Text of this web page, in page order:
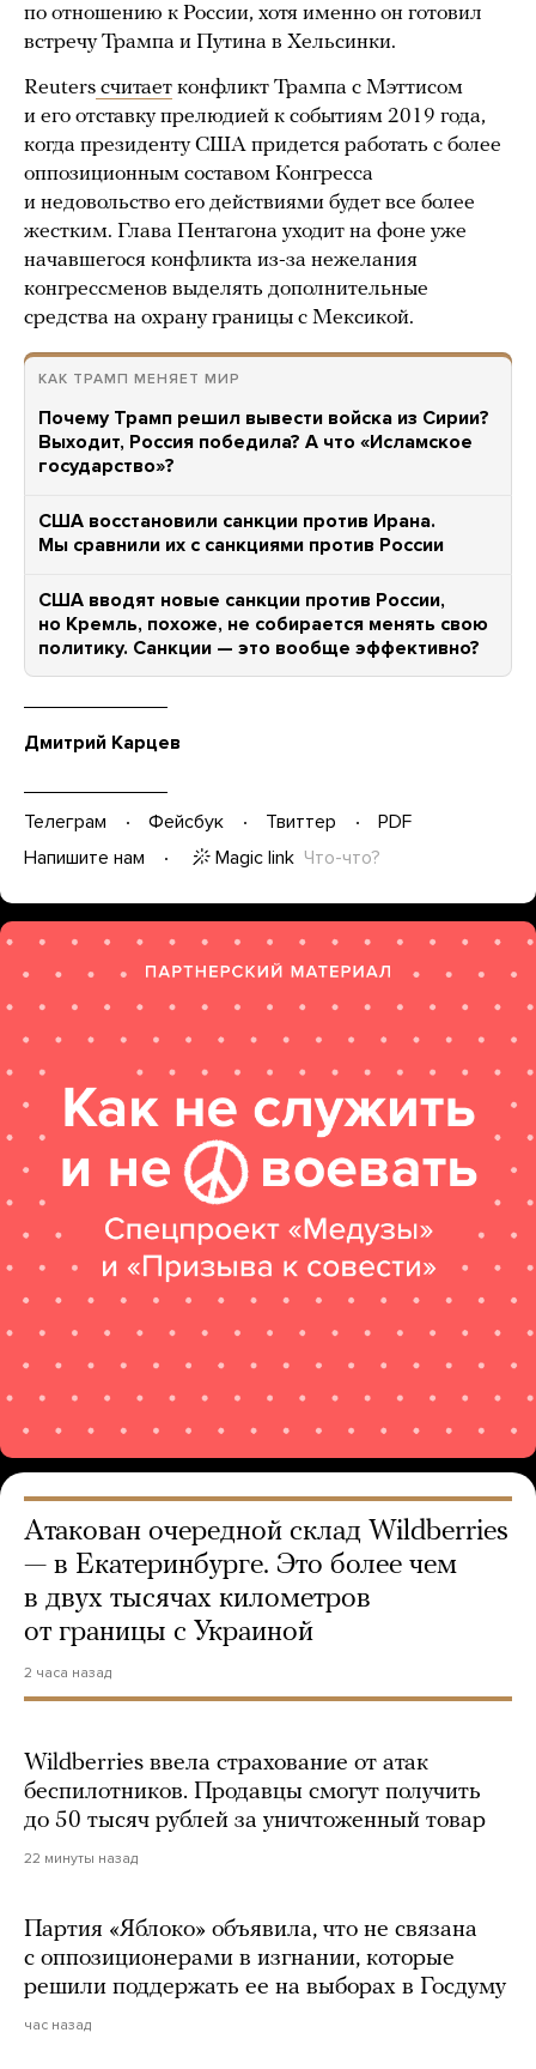
по отношению к России, хотя именно он готовил
встречу Трампа и Путина в Хельсинки.
Reuters считает конфликт Трампа с Мэттисом
и его отставку прелюдией к событиям 2019 года,
когда президенту США придется работать с более
оппозиционным составом Конгресса
и недовольство его действиями будет все более
жестким. Глава Пентагона уходит на фоне уже
начавшегося конфликта из-за нежелания
конгрессменов выделять дополнительные
средства на охрану границы с Мексикой.
КАК ТРАМП МЕНЯЕТ МИР
Почему Трамп решил вывести войска из Сирии?
Выходит, Россия победила? А что «Исламское
государство»?
США восстановили санкции против Ирана.
Мы сравнили их с санкциями против России
США вводят новые санкции против России,
но Кремль, похоже, не собирается менять свою
политику. Санкции — это вообще эффективно?
Дмитрий Карцев
Телеграм Фейсбук Твиттер
PDF
Напишите нам
Magic link Что-что?
Атакован очередной склад Wildberries
— в Екатеринбурге. Это более чем
в двух тысячах километров
от границы с Украиной
2 часа назад
Wildberries ввела страхование от атак
беспилотников. Продавцы смогут получить
до 50 тысяч рублей за уничтоженный товар
22 минуты назад
Партия «Яблоко» объявила, что не связана
с оппозиционерами в изгнании, которые
решили поддержать ее на выборах в Госдуму
час назад